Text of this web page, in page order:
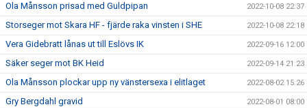
Ola Månsson prisad med Guldpipan 2022-10-08 22:37
Storseger mot Skara HF - fjärde raka vinsten i SHE 2022-10-08 22:18
Vera Gidebratt lånas ut till Eslövs IK 2022-09-16 12:00
Säker seger mot BK Heid 2022-09-14 21:23
Ola Månsson plockar upp ny vänstersexa i elitlaget 2022-08-02 15:26
Gry Bergdahl gravid 2022-08-01 08:00